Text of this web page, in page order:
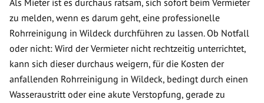
Als Mieter ist es durchaus ratsam, sich sofort beim Vermieter
zu melden, wenn es darum geht, eine professionelle
Rohrreinigung in Wildeck durchführen zu lassen. Ob Notfall
oder nicht: Wird der Vermieter nicht rechtzeitig unterrichtet,
kann sich dieser durchaus weigern, für die Kosten der
anfallenden Rohrreinigung in Wildeck, bedingt durch einen
Wasseraustritt oder eine akute Verstopfung, gerade zu